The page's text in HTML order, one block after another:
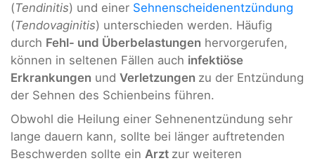
(Tendinitis) und einer Sehnenscheidenentzündung
(Tendovaginitis) unterschieden werden. Häufig
durch Fehl- und Überbelastungen hervorgerufen,
können in seltenen Fällen auch infektiöse
Erkrankungen und Verletzungen zu der Entzündung
der Sehnen des Schienbeins führen.
Obwohl die Heilung einer Sehnenentzündung sehr
lange dauern kann, sollte bei länger auftretenden
Beschwerden sollte ein Arzt zur weiteren